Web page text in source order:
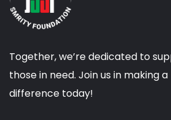
Together, we’re dedicated to
those in need. Join us in making a
difference today!